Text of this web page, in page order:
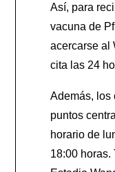
Así, para
vacuna de
acercarse al
cita las 24
Además, los
puntos
horario de
18:00 horas.